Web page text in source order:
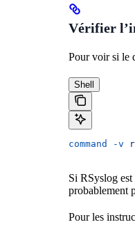
Vérifier
Pour voir si le
Shell
command -v
Si RSyslog
probablement
Pour les